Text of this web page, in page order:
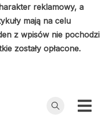
reklamowy, a
mają na celu
z wpisów nie pochodzi
zostały opłacone.